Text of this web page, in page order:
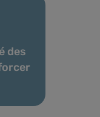
des